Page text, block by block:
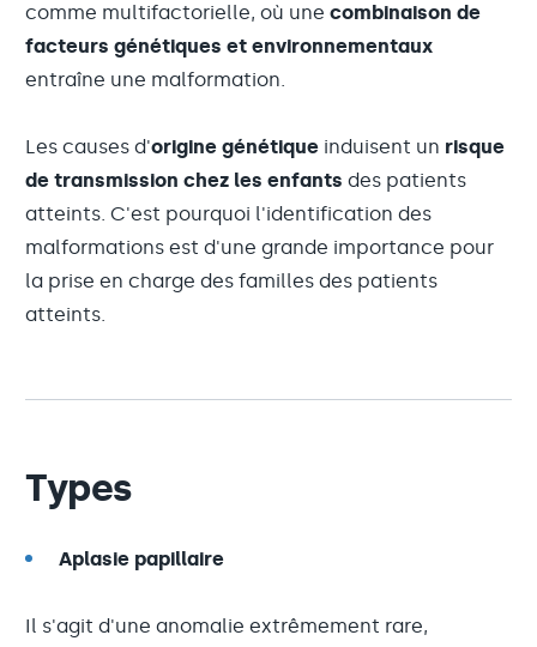
comme multifactorielle, où une combinaison de
facteurs génétiques et environnementaux
entraîne une malformation.
Les causes d'origine génétique induisent un risque
de transmission chez les enfants des patients
atteints. C'est pourquoi l'identification des
malformations est d'une grande importance pour
la prise en charge des familles des patients
atteints.
Types
Aplasie papillaire
Il s'agit d'une anomalie extrêmement rare,